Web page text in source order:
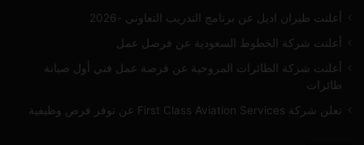
أعلنت طيران اديل عن برنامج التدريب التعاوني -2026
أعلنت شركة الخطوط السعودية عن فرصل عمل
أعلنت شركة الطائرات المروحية عن فرصة عمل فني أول صيانة
طائرات
تعلن شركة First Class Aviation Services عن توفر فرص وظيفية